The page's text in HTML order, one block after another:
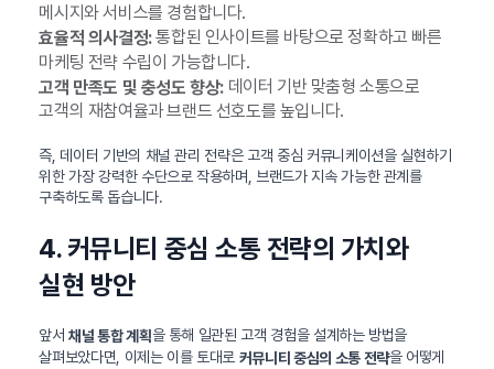
메시지와 서비스를 경험합니다.
효율적 의사결정:통합된 인사이트를 바탕으로 정확하고 빠른
마케팅 전략 수립이 가능합니다.
고객 만족도 및 충성도 향상:데이터 기반 맞춤형 소통으로
고객의 재참여율과 브랜드 선호도를 높입니다.
즉, 데이터 기반의 채널 관리 전략은 고객 중심 커뮤니케이션을 실현하기
위한 가장 강력한 수단으로 작용하며, 브랜드가 지속 가능한 관계를
구축하도록 돕습니다.
4. 커뮤니티 중심 소통 전략의 가치와
실현 방안
앞서채널 통합 계획을 통해 일관된 고객 경험을 설계하는 방법을
살펴보았다면, 이제는 이를 토대로 커뮤니티 중심의 소통 전략을 어떻게